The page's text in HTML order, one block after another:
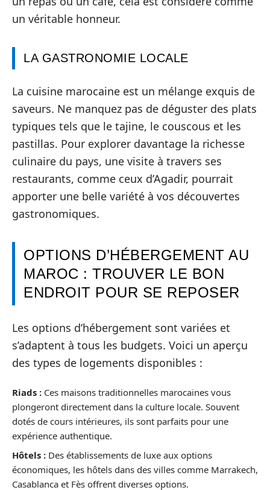
un véritable honneur.
LA GASTRONOMIE LOCALE
La cuisine marocaine est un mélange exquis de
saveurs. Ne manquez pas de déguster des plats
typiques tels que le tajine, le couscous et les
pastillas. Pour explorer davantage la richesse
culinaire du pays, une visite à travers ses
restaurants, comme ceux d’Agadir, pourrait
apporter une belle variété à vos découvertes
gastronomiques.
OPTIONS D’HÉBERGEMENT AU
MAROC : TROUVER LE BON
ENDROIT POUR SE REPOSER
Les options d’hébergement sont variées et
s’adaptent à tous les budgets. Voici un aperçu
des types de logements disponibles :
Riads : Ces maisons traditionnelles marocaines vous
plongeront directement dans la culture locale. Souvent
dotés de cours intérieures, ils sont parfaits pour une
expérience authentique.
Hôtels : Des établissements de luxe aux options
économiques, les hôtels dans des villes comme Marrakech,
Casablanca et Fès offrent diverses options.